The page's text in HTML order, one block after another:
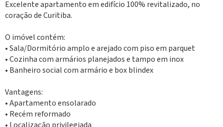
Excelente apartamento em edifício 100% revitalizado, no
coração de Curitiba.
O imóvel contém:
• Sala/Dormitório amplo e arejado com piso em parquet
• Cozinha com armários planejados e tampo em inox
• Banheiro social com armário e box blindex
Vantagens:
• Apartamento ensolarado
• Recém reformado
• Localização privilegiada